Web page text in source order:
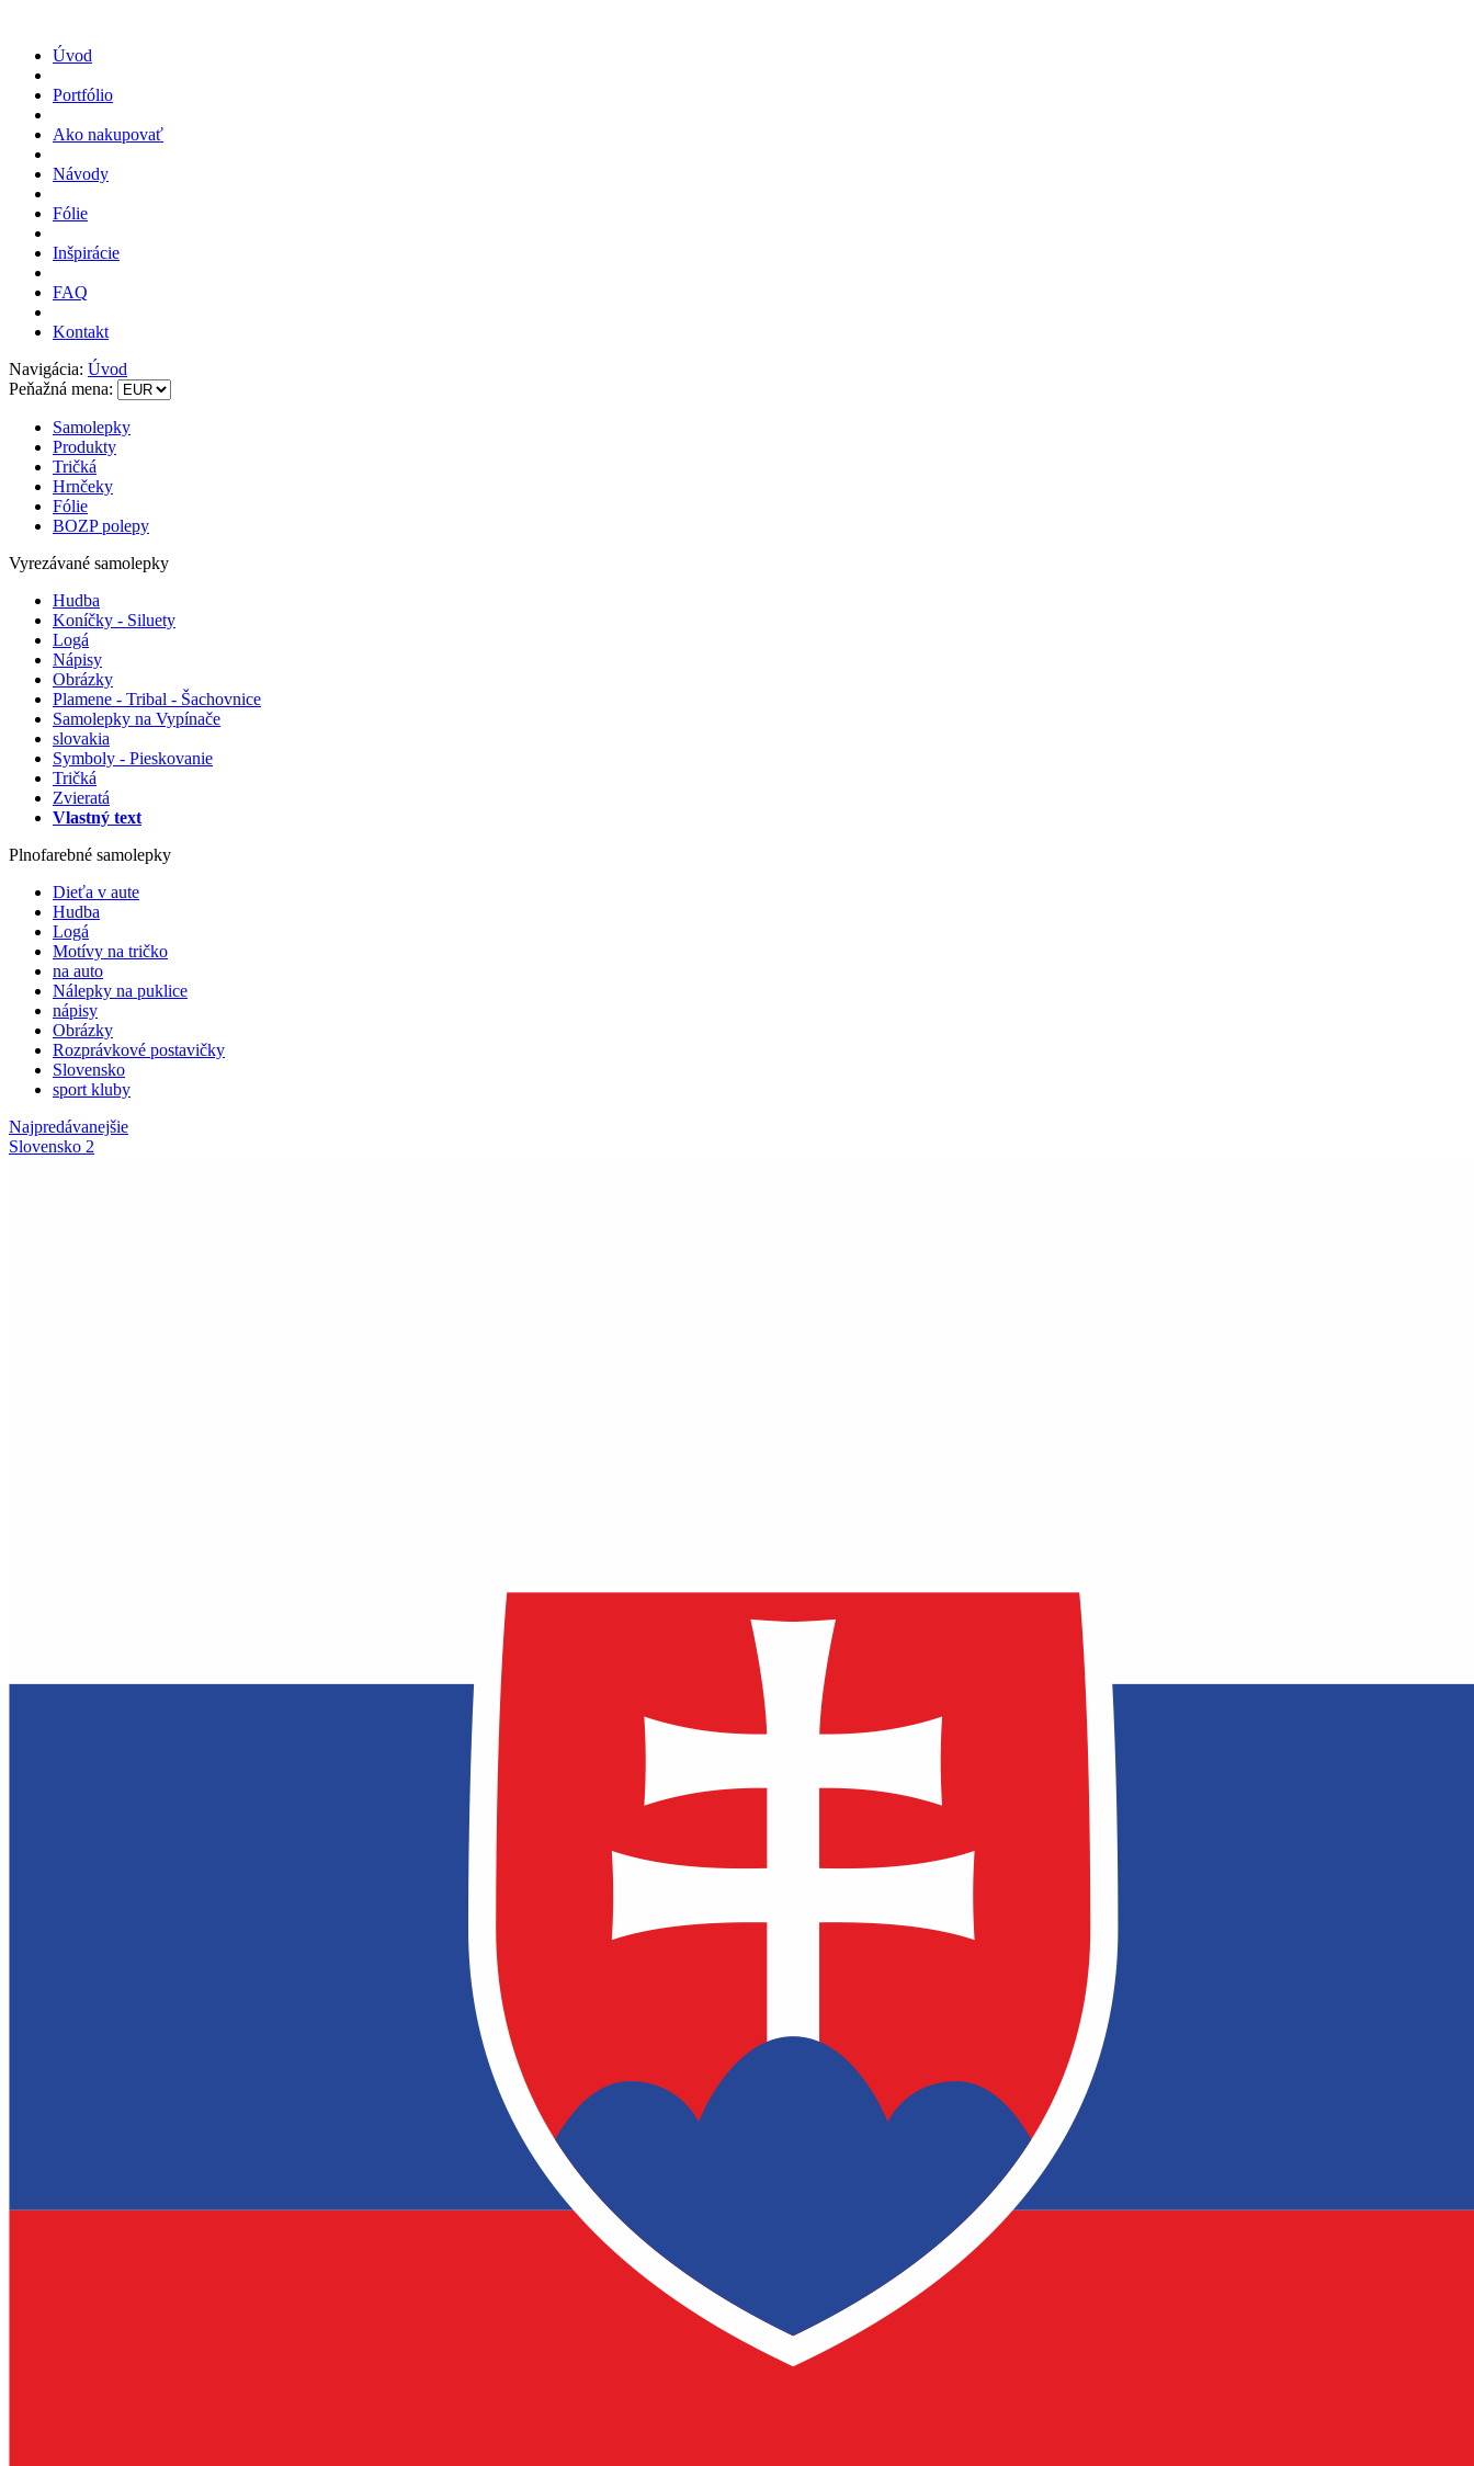
Úvod
Portfólio
Ako nakupovať
Návody
Fólie
Inšpirácie
FAQ
Kontakt
Navigácia: Úvod
Peňažná mena:
Samolepky
Produkty
Tričká
Hrnčeky
Fólie
BOZP polepy
Vyrezávané samolepky
Hudba
Koníčky - Siluety
Logá
Nápisy
Obrázky
Plamene - Tribal - Šachovnice
Samolepky na Vypínače
slovakia
Symboly - Pieskovanie
Tričká
Zvieratá
Vlastný text
Plnofarebné samolepky
Dieťa v aute
Hudba
Logá
Motívy na tričko
na auto
Nálepky na puklice
nápisy
Obrázky
Rozprávkové postavičky
Slovensko
sport kluby
Najpredávanejšie
Slovensko 2